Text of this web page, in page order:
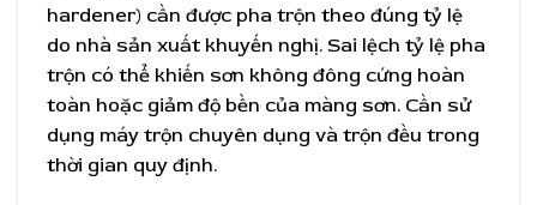
hardener) cần được pha trộn theo đúng tỷ lệ
do nhà sản xuất khuyến nghị. Sai lệch tỷ lệ pha
trộn có thể khiến sơn không đông cứng hoàn
toàn hoặc giảm độ bền của màng sơn. Cần sử
dụng máy trộn chuyên dụng và trộn đều trong
thời gian quy định.